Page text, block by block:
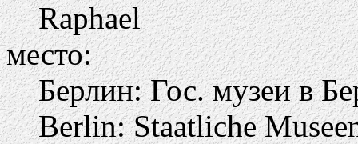
Raphael
место:
Берлин: Гос. музеи в
Berlin: Staatliche